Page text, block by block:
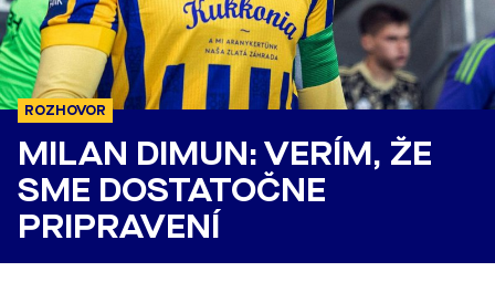
ROZHOVOR
MILAN DIMUN: VERÍM, ŽE
SME DOSTATOČNE
PRIPRAVENÍ